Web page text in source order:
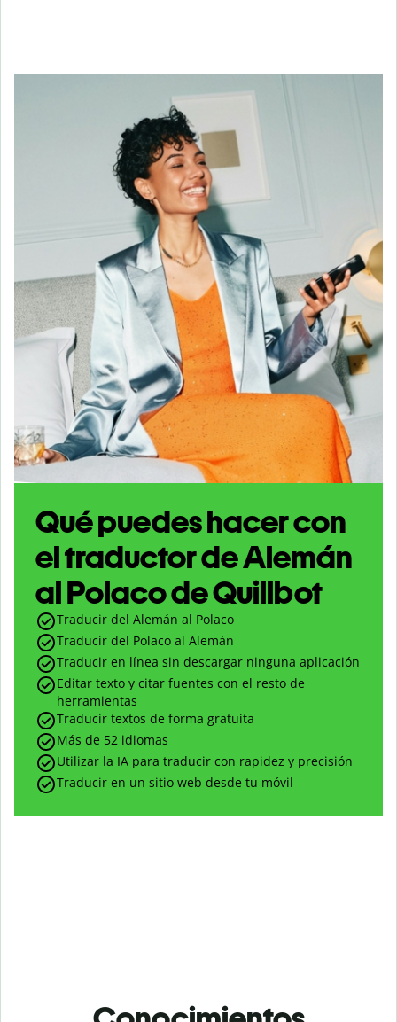
Qué puedes hacer con
el traductor de Alemán
al Polaco de Quillbot
Traducir del Alemán al Polaco
Traducir del Polaco al Alemán
Traducir en línea sin descargar ninguna aplicación
Editar texto y citar fuentes con el resto de
herramientas
Traducir textos de forma gratuita
Más de 52 idiomas
Utilizar la IA para traducir con rapidez y precisión
Traducir en un sitio web desde tu móvil